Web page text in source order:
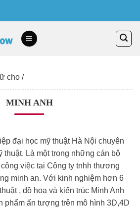
cho /
MINH ANH
đại học mỹ thuật Hà Nội chuyên
thuật. Là một trong những cán bộ
việc tại Công ty tnhh thương
minh an. Với kinh nghiệm hơn 6
, đồ hoạ và kiến trúc Minh Anh
phẩm ấn tượng trên mô hình 3D,4D